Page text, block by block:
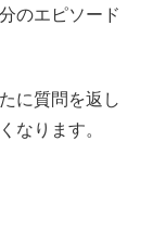
のエピソード
に質問を返し
なります。